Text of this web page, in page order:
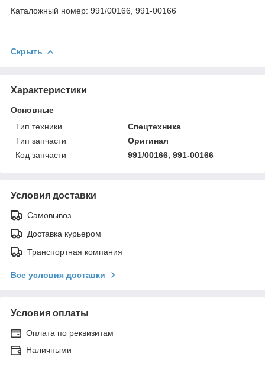
Каталожный номер: 991/00166, 991-00166
Скрыть
Характеристики
Основные
Тип техники
Спецтехника
Тип запчасти
Оригинал
Код запчасти
991/00166, 991-00166
Условия доставки
Самовывоз
Доставка курьером
Транспортная компания
Все условия доставки
Условия оплаты
Оплата по реквизитам
Наличными